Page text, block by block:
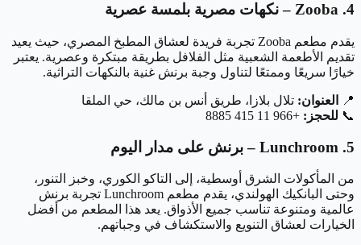
4. Zooba – نكهات مصرية بلمسة عصرية
يقدم مطعم Zooba تجربة فريدة لعشاق المطبخ المصري، حيث يعيد
تقديم الأطعمة الشعبية مثل الفلافل بطريقة مبتكرة وعصرية. يعتبر
خيارًا سريعًا وممتعًا لتناول وجبة برنش غنية بالنكهات التراثية.
📍 العنوان: تلال بلازا، طريق أنس بن مالك، حي الملقا
📞 للحجز: +966 11 415 8885
5. Lunchroom – برنش على مدار اليوم
من المأكولات الشرق أوسطية، إلى التاكو الكوري، وخبز التنور،
وحتى البانكيك الهولندي، يقدم مطعم Lunchroom تجربة برنش
عالمية ومتنوعة تناسب جميع الأذواق. يعد هذا المطعم من أفضل
الخيارات لعشاق التنويع والاستكشاف في وجباتهم.